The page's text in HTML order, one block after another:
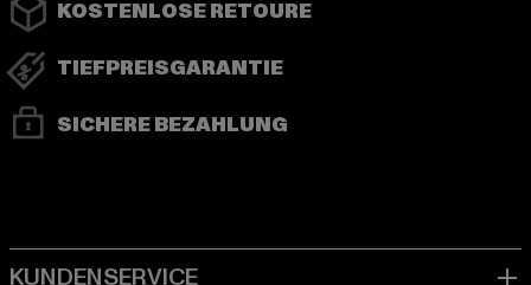
KOSTENLOSE RETOURE
TIEFPREISGARANTIE
SICHERE BEZAHLUNG